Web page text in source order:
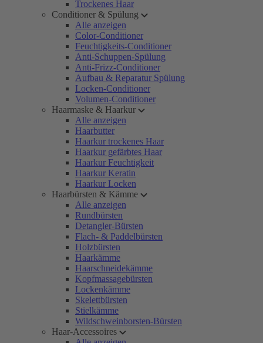
Trockenes Haar
Conditioner & Spülung
Alle anzeigen
Color-Conditioner
Feuchtigkeits-Conditioner
Anti-Schuppen-Spülung
Anti-Frizz-Conditioner
Aufbau & Reparatur Spülung
Locken-Conditioner
Volumen-Conditioner
Haarmaske & Haarkur
Alle anzeigen
Haarbutter
Haarkur trockenes Haar
Haarkur gefärbtes Haar
Haarkur Feuchtigkeit
Haarkur Keratin
Haarkur Locken
Haarbürsten & Kämme
Alle anzeigen
Rundbürsten
Detangler-Bürsten
Flach- & Paddelbürsten
Holzbürsten
Haarkämme
Haarschneidekämme
Kopfmassagebürsten
Lockenkämme
Skelettbürsten
Stielkämme
Wildschweinborsten-Bürsten
Haar-Accessoires